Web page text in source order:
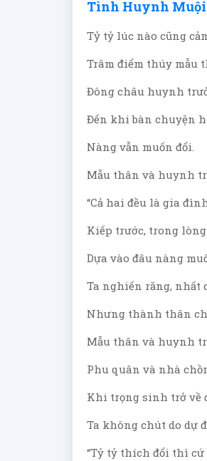
Tình Huynh
Tỷ tỷ lúc nào cũng
Trâm điểm thúy mẫu
Đông châu huynh
Đến khi bàn chuyện
Nàng vẫn muốn đổi.
Mẫu thân và huynh
“Cả hai đều là gia
Kiếp trước, trong
Dựa vào đâu nàng
Ta nghiến răng, nhất
Nhưng thành thân
Mẫu thân và huynh
Phu quân và nhà
Khi trọng sinh trở về
Ta không chút do dự
“Tỷ tỷ thích đổi thì cứ